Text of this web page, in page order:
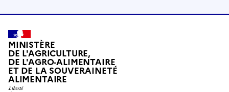
MINISTÈRE
DE L'AGRICULTURE,
DE L'AGRO-ALIMENTAIRE
ET DE LA SOUVERAINETÉ
ALIMENTAIRE